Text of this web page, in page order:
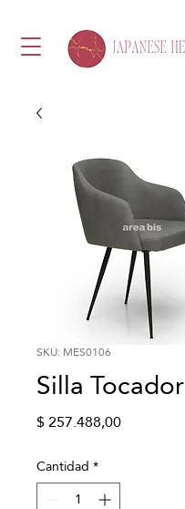
SKU: MES0106
Silla Tocador
$ 257.488,00Precio
Cantidad*